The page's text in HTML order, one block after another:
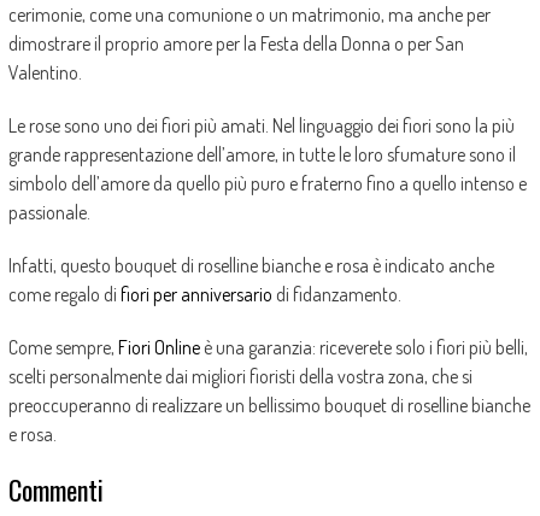
cerimonie, come una comunione o un matrimonio, ma anche per
dimostrare il proprio amore per la Festa della Donna o per San
Valentino.
Le rose sono uno dei fiori più amati. Nel linguaggio dei fiori sono la più
grande rappresentazione dell’amore, in tutte le loro sfumature sono il
simbolo dell’amore da quello più puro e fraterno fino a quello intenso e
passionale.
Infatti, questo bouquet di roselline bianche e rosa è indicato anche
come regalo di fiori per anniversario di fidanzamento.
Come sempre, Fiori Onlineè una garanzia: riceverete solo i fiori più belli,
scelti personalmente dai migliori fioristi della vostra zona, che si
preoccuperanno di realizzare un bellissimo bouquet di roselline bianche
e rosa.
Commenti